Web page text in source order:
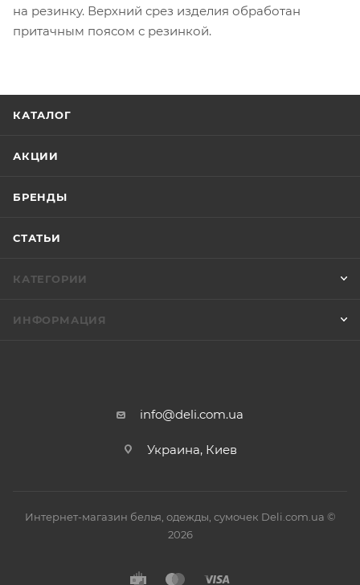
на резинку. Верхний срез изделия обработан
притачным поясом с резинкой.
КАТАЛОГ
АКЦИИ
БРЕНДЫ
СТАТЬИ
КАТЕГОРИИ
ИНФОРМАЦИЯ
info@deli.com.ua
Украина, Киев
Интернет-магазин белья, одежды, сумочек Deli.com.ua ©
2026